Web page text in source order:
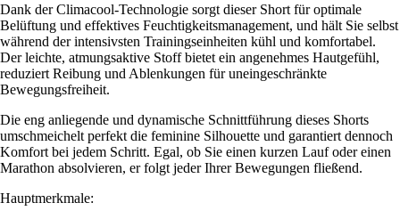
Dank der Climacool-Technologie sorgt dieser Short für optimale
Belüftung und effektives Feuchtigkeitsmanagement, und hält Sie selbst
während der intensivsten Trainingseinheiten kühl und komfortabel.
Der leichte, atmungsaktive Stoff bietet ein angenehmes Hautgefühl,
reduziert Reibung und Ablenkungen für uneingeschränkte
Bewegungsfreiheit.
Die eng anliegende und dynamische Schnittführung dieses Shorts
umschmeichelt perfekt die feminine Silhouette und garantiert dennoch
Komfort bei jedem Schritt. Egal, ob Sie einen kurzen Lauf oder einen
Marathon absolvieren, er folgt jeder Ihrer Bewegungen fließend.
Hauptmerkmale: